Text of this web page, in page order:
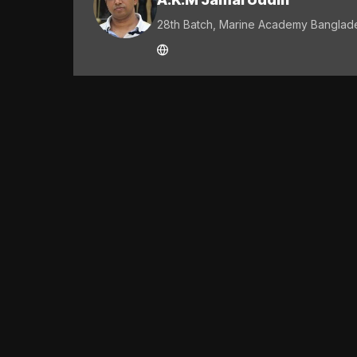
28th Batch, Marine Academy